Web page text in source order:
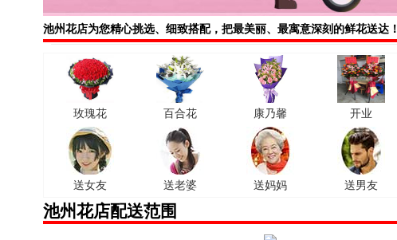
池州花店为您精心挑选、细致搭配，把最美丽、最寓意深刻的鲜花送达！
玫瑰花 百合花 康乃馨 开业
送女友 送老婆 送妈妈 送男友
池州花店配送范围